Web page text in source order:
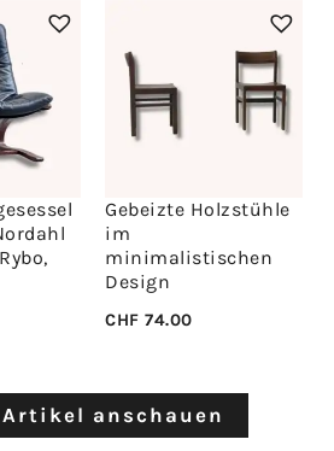
Gebeizte Holzstühle
im
minimalistischen
Design
CHF 74.00
anschauen